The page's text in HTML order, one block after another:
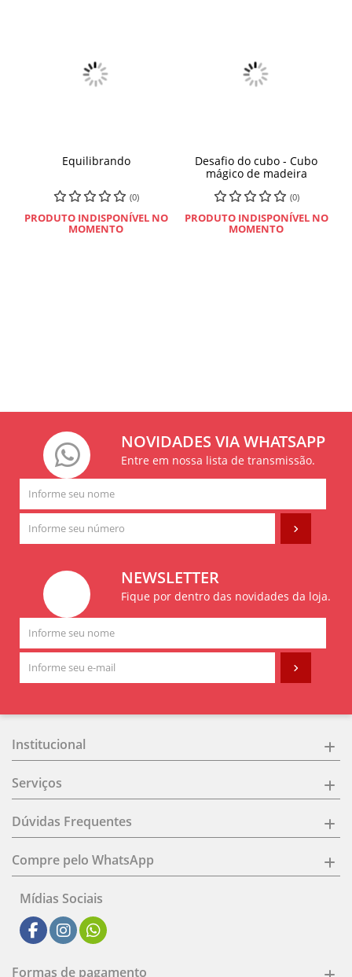
Equilibrando
(0)
PRODUTO INDISPONÍVEL NO
MOMENTO
Desafio do cubo - Cubo
mágico de madeira
(0)
PRODUTO INDISPONÍVEL NO
MOMENTO
NOVIDADES VIA WHATSAPP
Entre em nossa lista de transmissão.
NEWSLETTER
Fique por dentro das novidades da loja.
Institucional
Serviços
Dúvidas Frequentes
Compre pelo WhatsApp
Mídias Sociais
Formas de pagamento